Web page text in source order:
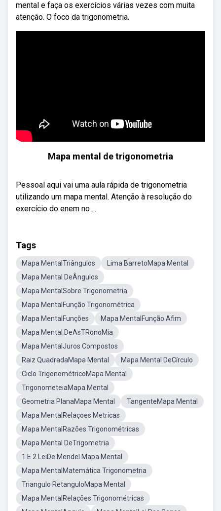
mental e faça os exercícios várias vezes com muita
atenção. O foco da trigonometria.
Mapa mental de trigonometria
Pessoal aqui vai uma aula rápida de trigonometria
utilizando um mapa mental. Atenção à resolução do
exercício do enem no ...
Tags
Mapa MentalTriângulos
Lima BarretoMapa Mental
Mapa Mental DeÂngulos
Mapa MentalSobre Trigonometria
Mapa MentalFunção Trigonométrica
Mapa MentalFunções
Mapa MentalFunção Afim
Mapa Mental DeAsTRonoMia
Mapa MentalJuros Compostos
Raiz QuadradaMapa Mental
Mapa Mental DeCírculo
Ciclo TrigonométricoMapa Mental
TrigonometeiaMapa Mental
Geometria PlanaMapa Mental
TangenteMapa Mental
Mapa MentalRelaçoes Metricas
Mapa MentalRazões Trigonométricas
Mapa Mental DeTrigometria
1 E 2 LeiDe Mendel Mapa Mental
Mapa MentalMatemática Trigonometria
Triangulo RetanguloMapa Mental
Mapa MentalRelações Trigonométricas